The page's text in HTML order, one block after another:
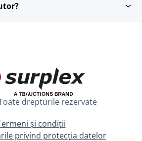
Labe de înot
drepturile rezervate
și condiții
privind protecția datelor